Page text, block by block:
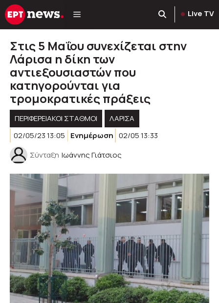
Μετάβαση
σε
Live TV
Στις 5 Μαΐου συνεχίζεται στην
Λάρισα η δίκη των
αντιεξουσιαστών που
κατηγορούνται για
τρομοκρατικές πράξεις
ΠΕΡΙΦΕΡΕΙΑΚΟΊ ΣΤΑΘΜΟΊ
ΛΑΡΙΣΑ
02/05/23 13:05
Ενημέρωση 02/05 13:33
Σύνταξη Ιωάννης Γιάτσιος